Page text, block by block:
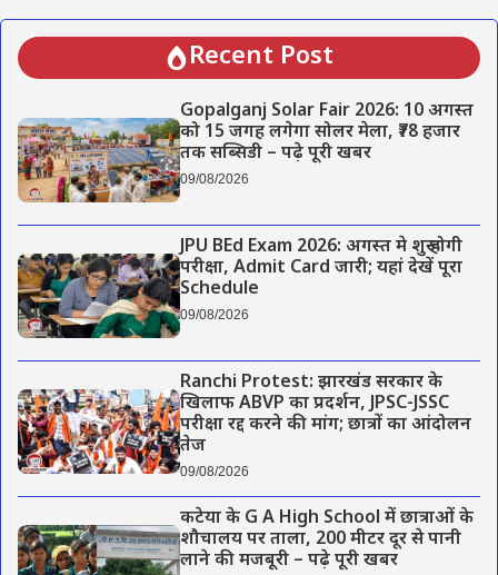
Recent Post
Gopalganj Solar Fair 2026: 10 अगस्त
को 15 जगह लगेगा सोलर मेला, ₹78 हजार
तक सब्सिडी – पढ़े पूरी खबर
09/08/2026
JPU BEd Exam 2026: अगस्त मे शुरू होगी
परीक्षा, Admit Card जारी; यहां देखें पूरा
Schedule
09/08/2026
Ranchi Protest: झारखंड सरकार के
खिलाफ ABVP का प्रदर्शन, JPSC-JSSC
परीक्षा रद्द करने की मांग; छात्रों का आंदोलन
तेज
09/08/2026
कटेया के G A High School में छात्राओं के
शौचालय पर ताला, 200 मीटर दूर से पानी
लाने की मजबूरी – पढ़े पूरी खबर